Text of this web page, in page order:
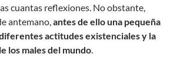
cuantas reflexiones. No obstante,
antemano,antes de ello una pequeña
actitudes existenciales y la
los males del mundo.